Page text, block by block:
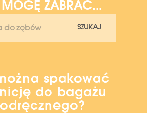
MOGĘ ZABRAĆ...
SZUKAJ
spakować
do bagażu